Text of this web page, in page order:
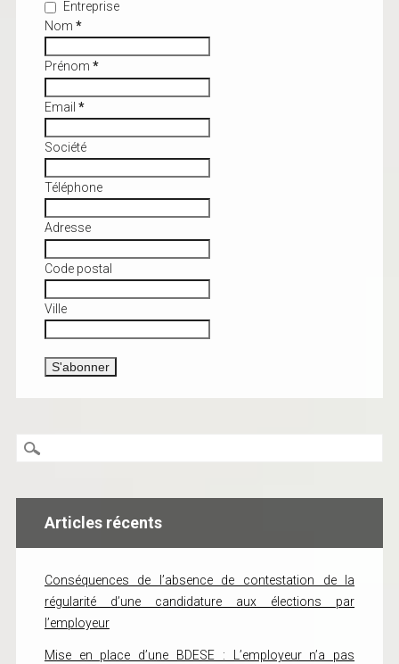
Entreprise
Nom *
Prénom *
Email *
Société
Téléphone
Adresse
Code postal
Ville
Articles récents
Conséquences de l’absence de contestation de la
régularité d’une candidature aux élections par
l’employeur
Mise en place d’une BDESE : L’employeur n’a pas